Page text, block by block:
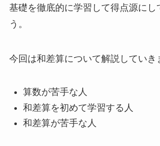
基礎を徹底的に学習して得点源にし
う。
今回は和差算について解説していき
算数が苦手な人
和差算を初めて学習する人
和差算が苦手な人